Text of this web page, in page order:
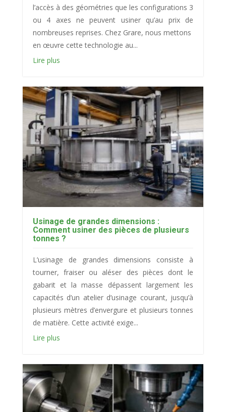
l’accès à des géométries que les configurations 3
ou 4 axes ne peuvent usiner qu’au prix de
nombreuses reprises. Chez Grare, nous mettons
en œuvre cette technologie au...
Lire plus
Usinage de grandes dimensions :
Comment usiner des pièces de plusieurs
tonnes ?
L’usinage de grandes dimensions consiste à
tourner, fraiser ou aléser des pièces dont le
gabarit et la masse dépassent largement les
capacités d’un atelier d’usinage courant, jusqu’à
plusieurs mètres d’envergure et plusieurs tonnes
de matière. Cette activité exige...
Lire plus